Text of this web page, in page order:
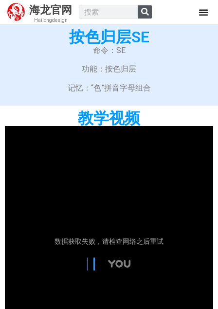
海龙官网
Hailongdesign
按色归层SE
命令：SE
功能：按色归层
记忆：“色”拼音字母组合
教学视频